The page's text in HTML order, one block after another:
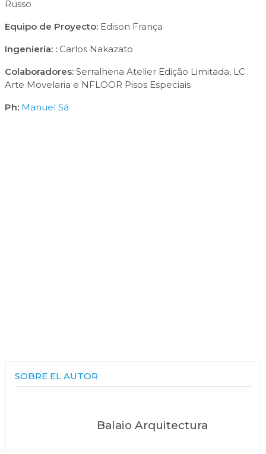
Russo
Equipo de Proyecto: Edison França
Ingeniería: : Carlos Nakazato
Colaboradores: Serralheria Atelier Edição Limitada, LC
Arte Movelaria e NFLOOR Pisos Especiais
Ph: Manuel Sá
SOBRE EL AUTOR
Balaio Arquitectura